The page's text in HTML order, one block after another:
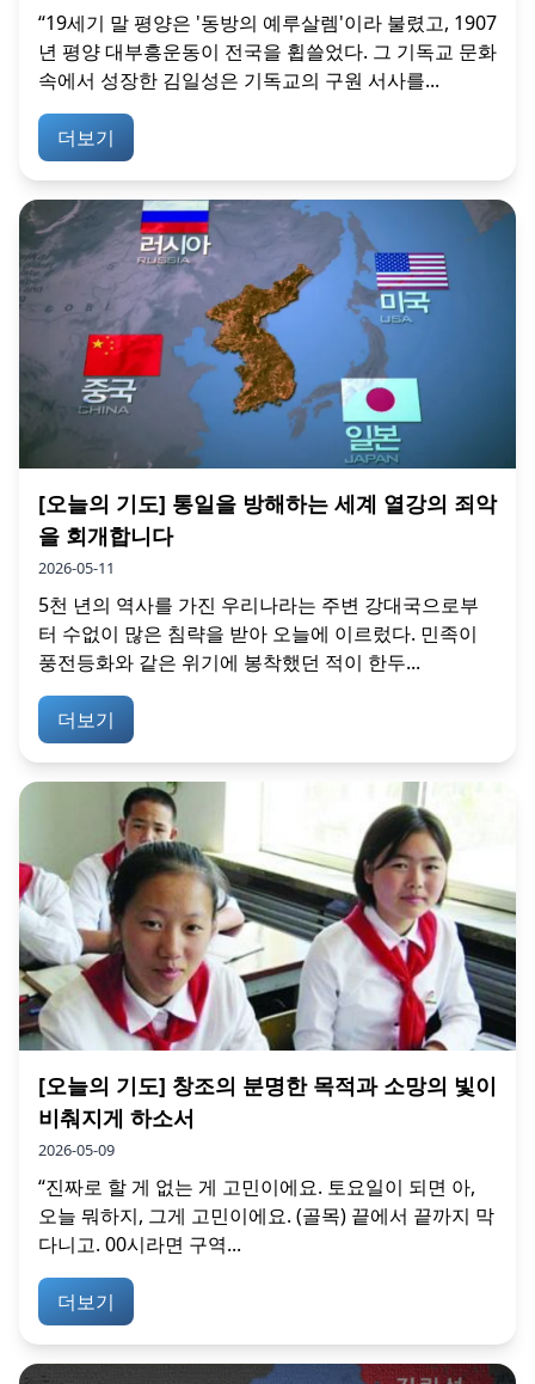
“19세기 말 평양은 '동방의 예루살렘'이라 불렸고, 1907
년 평양 대부흥운동이 전국을 휩쓸었다. 그 기독교 문화
속에서 성장한 김일성은 기독교의 구원 서사를...
더보기
[오늘의 기도] 통일을 방해하는 세계 열강의 죄악
을 회개합니다
2026-05-11
5천 년의 역사를 가진 우리나라는 주변 강대국으로부
터 수없이 많은 침략을 받아 오늘에 이르렀다. 민족이
풍전등화와 같은 위기에 봉착했던 적이 한두...
더보기
[오늘의 기도] 창조의 분명한 목적과 소망의 빛이
비춰지게 하소서
2026-05-09
“진짜로 할 게 없는 게 고민이에요. 토요일이 되면 아,
오늘 뭐하지, 그게 고민이에요. (골목) 끝에서 끝까지 막
다니고. 00시라면 구역...
더보기